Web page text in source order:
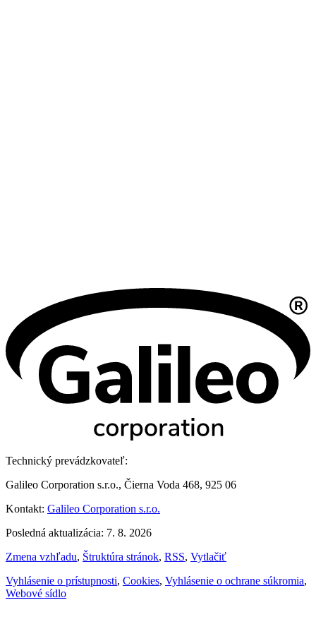
Technický prevádzkovateľ:
Galileo Corporation s.r.o., Čierna Voda 468, 925 06
Kontakt: Galileo Corporation s.r.o.
Posledná aktualizácia: 7. 8. 2026
Zmena vzhľadu, Štruktúra stránok, RSS, Vytlačiť
Vyhlásenie o prístupnosti, Cookies, Vyhlásenie o ochrane súkromia,
Webové sídlo